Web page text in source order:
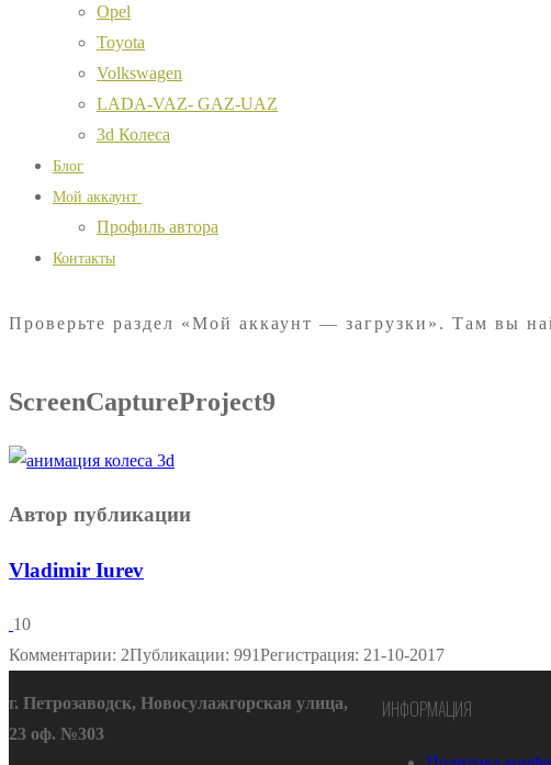
Opel
Toyota
Volkswagen
LADA-VAZ- GAZ-UAZ
3d Колеса
Блог
Мой аккаунт
Профиль автора
Контакты
Проверьте раздел «Мой аккаунт — загрузки». Там вы
ScreenCaptureProject9
Автор публикации
Vladimir Iurev
10
Комментарии: 2Публикации: 991Регистрация: 21-10-2017
г. Петрозаводск, Новосулажгорская улица,
23 оф. №303
ИНФОРМАЦИЯ